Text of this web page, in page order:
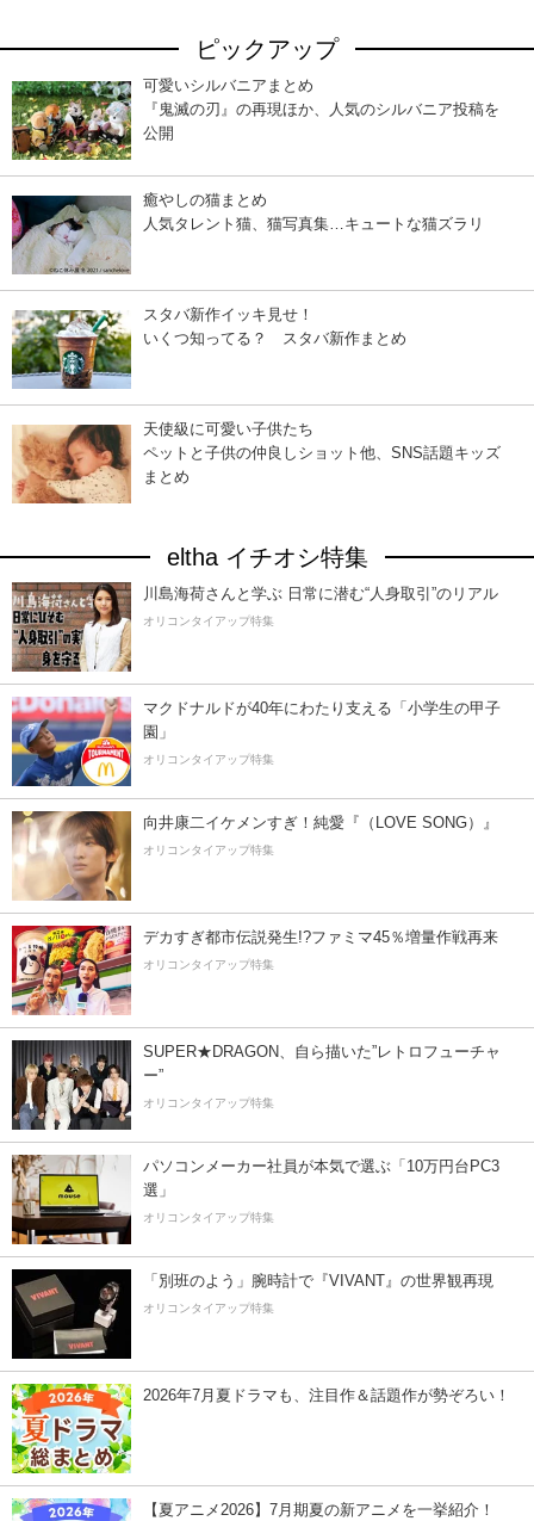
ピックアップ
可愛いシルバニアまとめ
『鬼滅の刃』の再現ほか、人気のシルバニア投稿を
公開
癒やしの猫まとめ
人気タレント猫、猫写真集…キュートな猫ズラリ
スタバ新作イッキ見せ！
いくつ知ってる？ スタバ新作まとめ
天使級に可愛い子供たち
ペットと子供の仲良しショット他、SNS話題キッズ
まとめ
eltha イチオシ特集
川島海荷さんと学ぶ 日常に潜む“人身取引”のリアル
オリコンタイアップ特集
マクドナルドが40年にわたり支える「小学生の甲子
園」
オリコンタイアップ特集
向井康二イケメンすぎ！純愛『（LOVE SONG）』
オリコンタイアップ特集
デカすぎ都市伝説発生!?ファミマ45％増量作戦再来
オリコンタイアップ特集
SUPER★DRAGON、自ら描いた”レトロフューチャ
ー”
オリコンタイアップ特集
パソコンメーカー社員が本気で選ぶ「10万円台PC3
選」
オリコンタイアップ特集
「別班のよう」腕時計で『VIVANT』の世界観再現
オリコンタイアップ特集
2026年7月夏ドラマも、注目作＆話題作が勢ぞろい！
【夏アニメ2026】7月期夏の新アニメを一挙紹介！